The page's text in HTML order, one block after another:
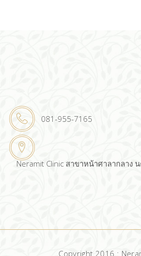
081-955-7165
Neramit Clinic สาขาหน้าศาลากลาง
Copyright 2016 :